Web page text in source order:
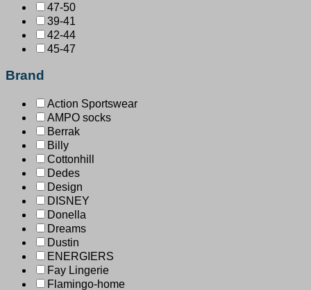
47-50
39-41
42-44
45-47
Brand
Action Sportswear
AMPO socks
Berrak
Billy
Cottonhill
Dedes
Design
DISNEY
Donella
Dreams
Dustin
ENERGIERS
Fay Lingerie
Flamingo-home